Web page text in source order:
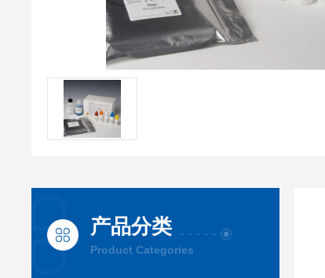
产品分类
Product Categories